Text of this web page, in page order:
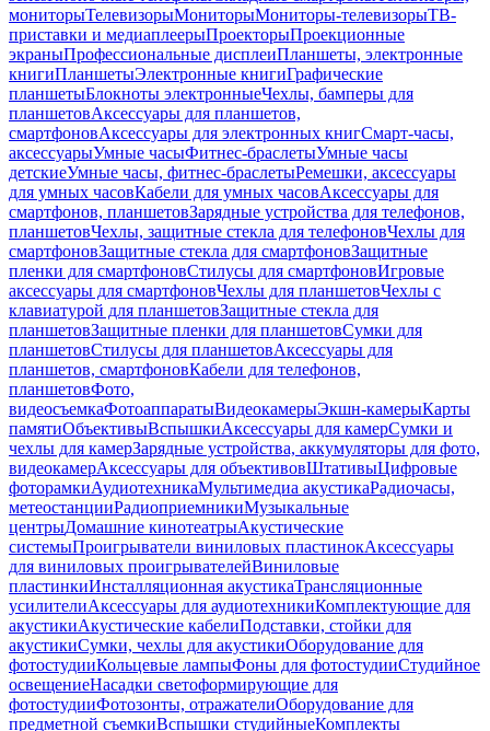
мониторыТелевизорыМониторыМониторы-телевизорыТВ-
приставки и медиаплеерыПроекторыПроекционные
экраныПрофессиональные дисплеиПланшеты, электронные
книгиПланшетыЭлектронные книгиГрафические
планшетыБлокноты электронныеЧехлы, бамперы для
планшетовАксессуары для планшетов,
смартфоновАксессуары для электронных книгСмарт-часы,
аксессуарыУмные часыФитнес-браслетыУмные часы
детскиеУмные часы, фитнес-браслетыРемешки, аксессуары
для умных часовКабели для умных часовАксессуары для
смартфонов, планшетовЗарядные устройства для телефонов,
планшетовЧехлы, защитные стекла для телефоновЧехлы для
смартфоновЗащитные стекла для смартфоновЗащитные
пленки для смартфоновСтилусы для смартфоновИгровые
аксессуары для смартфоновЧехлы для планшетовЧехлы с
клавиатурой для планшетовЗащитные стекла для
планшетовЗащитные пленки для планшетовСумки для
планшетовСтилусы для планшетовАксессуары для
планшетов, смартфоновКабели для телефонов,
планшетовФото,
видеосъемкаФотоаппаратыВидеокамерыЭкшн-камерыКарты
памятиОбъективыВспышкиАксессуары для камерСумки и
чехлы для камерЗарядные устройства, аккумуляторы для фото,
видеокамерАксессуары для объективовШтативыЦифровые
фоторамкиАудиотехникаМультимедиа акустикаРадиочасы,
метеостанцииРадиоприемникиМузыкальные
центрыДомашние кинотеатрыАкустические
системыПроигрыватели виниловых пластинокАксессуары
для виниловых проигрывателейВиниловые
пластинкиИнсталляционная акустикаТрансляционные
усилителиАксессуары для аудиотехникиКомплектующие для
акустикиАкустические кабелиПодставки, стойки для
акустикиСумки, чехлы для акустикиОборудование для
фотостудииКольцевые лампыФоны для фотостудииСтудийное
освещениеНасадки светоформирующие для
фотостудииФотозонты, отражателиОборудование для
предметной съемкиВспышки студийныеКомплекты